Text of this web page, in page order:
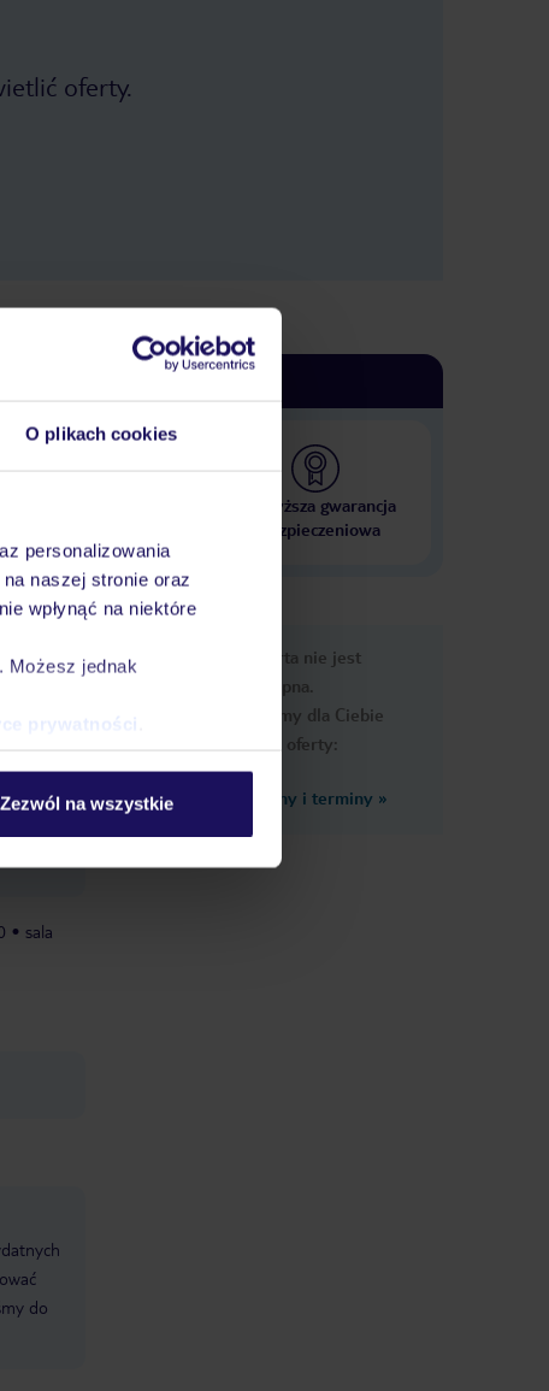
O plikach cookies
personalizowania
naszej stronie oraz
wpłynąć na niektóre
Możesz jednak
prywatności
Zezwól na wszystkie
oferty.
Najwyższa gwarancja
ubezpieczeniowa
sala
do
Ups, ta oferta nie jest
dostępna.
Przygotowaliśmy dla Ciebie
podobne oferty:
Zobacz inne ceny i terminy »